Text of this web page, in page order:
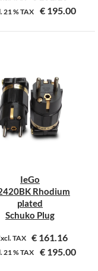
21 %TAX €195.00
IeGo
Rhodium
plated
Schuko Plug
TAX € 161.16
21 %TAX €195.00